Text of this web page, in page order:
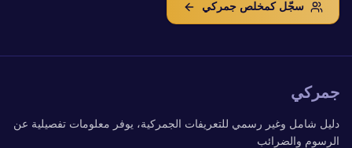
سجّل كمخلص جمركي
جمركي
دليل شامل وغير رسمي للتعريفات الجمركية، يوفر معلومات تفصيلية عن
الرسوم والضرائب